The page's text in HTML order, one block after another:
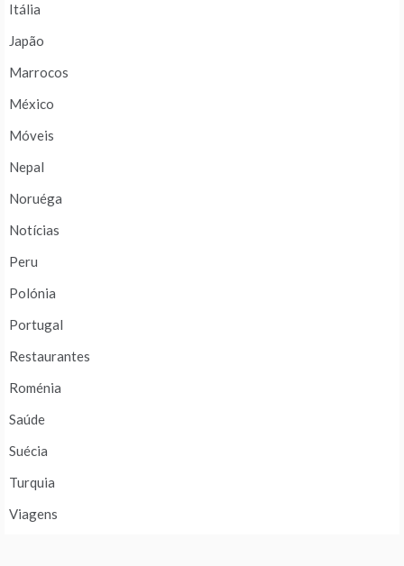
Itália
Japão
Marrocos
México
Móveis
Nepal
Noruéga
Notícias
Peru
Polónia
Portugal
Restaurantes
Roménia
Saúde
Suécia
Turquia
Viagens